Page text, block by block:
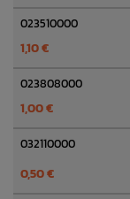
023510000
1,10 €
023808000
1,00 €
032110000
0,50 €